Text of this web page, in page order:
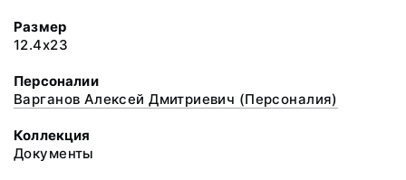
Размер
12.4x23
Персоналии
Варганов Алексей Дмитриевич (Персоналия)
Коллекция
Документы